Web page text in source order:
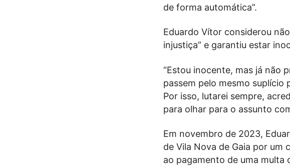
de forma automática”.
Eduardo Vítor considerou
injustiça” e garantiu estar
“Estou inocente, mas já não
passem pelo mesmo suplício
Por isso, lutarei sempre,
para olhar para o assunto
Em novembro de 2023,
de Vila Nova de Gaia por um
ao pagamento de uma multa